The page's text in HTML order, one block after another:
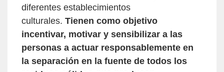
diferentes establecimientos
culturales. Tienen como objetivo
incentivar, motivar y sensibilizar a las
personas a actuar responsablemente en
la separación en la fuente de todos los